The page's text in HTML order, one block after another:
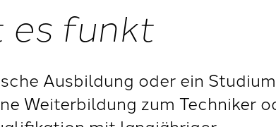
es funkt
Ausbildung oder ein
Weiterbildung zum Techniker